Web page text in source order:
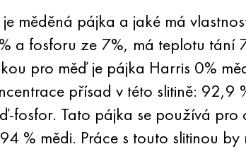
měděná pájka a jaké má
a fosforu ze 7%, má teplotu tání
pro měď je pájka Harris 0%
přísad v této slitině: 92,9
fosfor. Tato pájka se používá
% mědi. Práce s touto slitinou